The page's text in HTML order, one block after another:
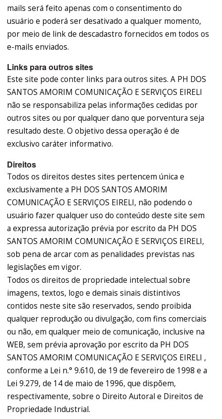
mails será feito apenas com o consentimento do
usuário e poderá ser desativado a qualquer momento,
por meio de link de descadastro fornecidos em todos os
e-mails enviados.
Links para outros sites
Este site pode conter links para outros sites. A PH DOS
SANTOS AMORIM COMUNICAÇÃO E SERVIÇOS EIRELI
não se responsabiliza pelas informações cedidas por
outros sites ou por qualquer dano que porventura seja
resultado deste. O objetivo dessa operação é de
exclusivo caráter informativo.
Direitos
Todos os direitos destes sites pertencem única e
exclusivamente a PH DOS SANTOS AMORIM
COMUNICAÇÃO E SERVIÇOS EIRELI, não podendo o
usuário fazer qualquer uso do conteúdo deste site sem
a expressa autorização prévia por escrito da PH DOS
SANTOS AMORIM COMUNICAÇÃO E SERVIÇOS EIRELI,
sob pena de arcar com as penalidades previstas nas
legislações em vigor.
Todos os direitos de propriedade intelectual sobre
imagens, textos, logo e demais sinais distintivos
contidos neste site são reservados, sendo proibida
qualquer reprodução ou divulgação, com fins comerciais
ou não, em qualquer meio de comunicação, inclusive na
WEB, sem prévia aprovação por escrito da PH DOS
SANTOS AMORIM COMUNICAÇÃO E SERVIÇOS EIRELI ,
conforme a Lei n.° 9.610, de 19 de fevereiro de 1998 e a
Lei 9.279, de 14 de maio de 1996, que dispõem,
respectivamente, sobre o Direito Autoral e Direitos de
Propriedade Industrial.